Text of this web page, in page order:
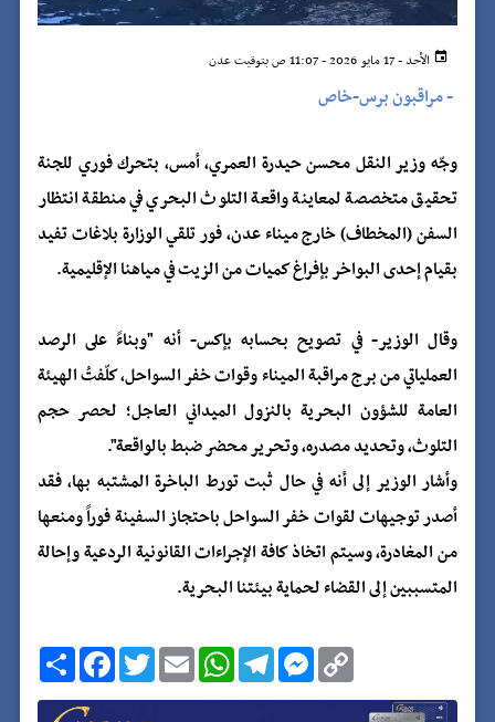
الأحد - 17 مايو 2026 - 11:07 ص بتوقيت عدن
-مراقبون برس-خاص
‏وجّه وزير النقل محسن حيدرة العمري، أمس، بتحرك فوري للجنة
تحقيق متخصصة لمعاينة واقعة التلوث البحري في منطقة انتظار
السفن (المخطاف) خارج ميناء عدن، فور تلقي الوزارة بلاغات تفيد
بقيام إحدى البواخر بإفراغ كميات من الزيت في مياهنا الإقليمية.
وقال الوزير- في تصويح بحسابه بإكس- أنه "وبناءً على الرصد
العملياتي من برج مراقبة الميناء وقوات خفر السواحل، كلّفتُ الهيئة
العامة للشؤون البحرية بالنزول الميداني العاجل؛ لحصر حجم
التلوث، وتحديد مصدره، وتحرير محضر ضبط بالواقعة".
وأشار الوزير إلى أنه في حال ثبت تورط الباخرة المشتبه بها، فقد
أصدر توجيهات لقوات خفر السواحل باحتجاز السفينة فوراً ومنعها
من المغادرة، وسيتم اتخاذ كافة الإجراءات القانونية الردعية وإحالة
المتسببين إلى القضاء لحماية بيئتنا البحرية.
ا
ن
ش
ر
F
a
c
e
T
w
i
t
E
m
a
i
W
h
a
t
T
e
l
e
M
e
s
s
C
o
p
y